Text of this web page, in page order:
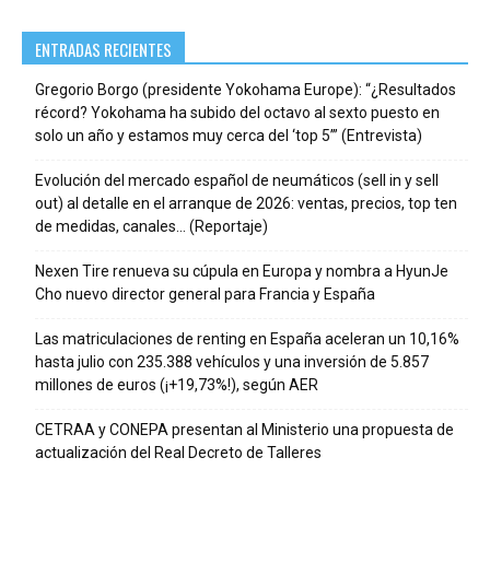
ENTRADAS RECIENTES
Gregorio Borgo (presidente Yokohama Europe): “¿Resultados
récord? Yokohama ha subido del octavo al sexto puesto en
solo un año y estamos muy cerca del ‘top 5’” (Entrevista)
Evolución del mercado español de neumáticos (sell in y sell
out) al detalle en el arranque de 2026: ventas, precios, top ten
de medidas, canales… (Reportaje)
Nexen Tire renueva su cúpula en Europa y nombra a HyunJe
Cho nuevo director general para Francia y España
Las matriculaciones de renting en España aceleran un 10,16%
hasta julio con 235.388 vehículos y una inversión de 5.857
millones de euros (¡+19,73%!), según AER
CETRAA y CONEPA presentan al Ministerio una propuesta de
actualización del Real Decreto de Talleres